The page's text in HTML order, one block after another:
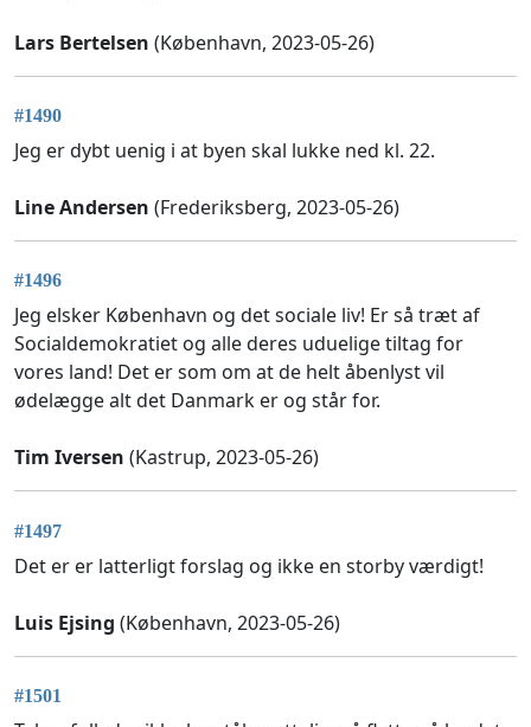
Lars Bertelsen (København, 2023-05-26)
#1490
Jeg er dybt uenig i at byen skal lukke ned kl. 22.
Line Andersen (Frederiksberg, 2023-05-26)
#1496
Jeg elsker København og det sociale liv! Er så træt af
Socialdemokratiet og alle deres uduelige tiltag for
vores land! Det er som om at de helt åbenlyst vil
ødelægge alt det Danmark er og står for.
Tim Iversen (Kastrup, 2023-05-26)
#1497
Det er er latterligt forslag og ikke en storby værdigt!
Luis Ejsing (København, 2023-05-26)
#1501